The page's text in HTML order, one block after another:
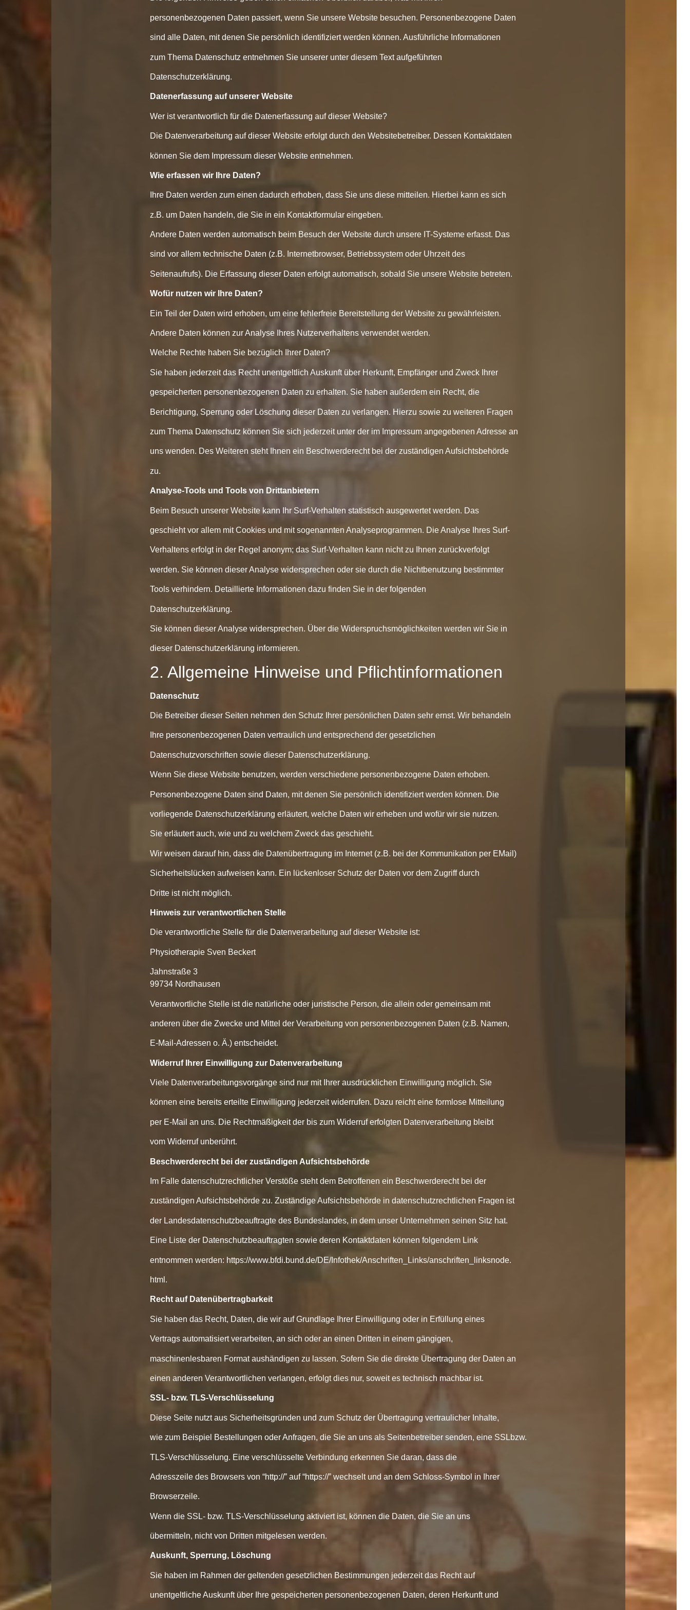
personenbezogenen Daten passiert, wenn Sie unsere Website besuchen. Personenbezogene Daten
sind alle Daten, mit denen Sie persönlich identifiziert werden können. Ausführliche Informationen
zum Thema Datenschutz entnehmen Sie unserer unter diesem Text aufgeführten
Datenschutzerklärung.
Datenerfassung auf unserer Website
Wer ist verantwortlich für die Datenerfassung auf dieser Website?
Die Datenverarbeitung auf dieser Website erfolgt durch den Websitebetreiber. Dessen Kontaktdaten
können Sie dem Impressum dieser Website entnehmen.
Wie erfassen wir Ihre Daten?
Ihre Daten werden zum einen dadurch erhoben, dass Sie uns diese mitteilen. Hierbei kann es sich
z.B. um Daten handeln, die Sie in ein Kontaktformular eingeben.
Andere Daten werden automatisch beim Besuch der Website durch unsere IT-Systeme erfasst. Das
sind vor allem technische Daten (z.B. Internetbrowser, Betriebssystem oder Uhrzeit des
Seitenaufrufs). Die Erfassung dieser Daten erfolgt automatisch, sobald Sie unsere Website betreten.
Wofür nutzen wir Ihre Daten?
Ein Teil der Daten wird erhoben, um eine fehlerfreie Bereitstellung der Website zu gewährleisten.
Andere Daten können zur Analyse Ihres Nutzerverhaltens verwendet werden.
Welche Rechte haben Sie bezüglich Ihrer Daten?
Sie haben jederzeit das Recht unentgeltlich Auskunft über Herkunft, Empfänger und Zweck Ihrer
gespeicherten personenbezogenen Daten zu erhalten. Sie haben außerdem ein Recht, die
Berichtigung, Sperrung oder Löschung dieser Daten zu verlangen. Hierzu sowie zu weiteren Fragen
zum Thema Datenschutz können Sie sich jederzeit unter der im Impressum angegebenen Adresse an
uns wenden. Des Weiteren steht Ihnen ein Beschwerderecht bei der zuständigen Aufsichtsbehörde
zu.
Analyse-Tools und Tools von Drittanbietern
Beim Besuch unserer Website kann Ihr Surf-Verhalten statistisch ausgewertet werden. Das
geschieht vor allem mit Cookies und mit sogenannten Analyseprogrammen. Die Analyse Ihres Surf-
Verhaltens erfolgt in der Regel anonym; das Surf-Verhalten kann nicht zu Ihnen zurückverfolgt
werden. Sie können dieser Analyse widersprechen oder sie durch die Nichtbenutzung bestimmter
Tools verhindern. Detaillierte Informationen dazu finden Sie in der folgenden
Datenschutzerklärung.
Sie können dieser Analyse widersprechen. Über die Widerspruchsmöglichkeiten werden wir Sie in
dieser Datenschutzerklärung informieren.
2. Allgemeine Hinweise und Pflichtinformationen
Datenschutz
Die Betreiber dieser Seiten nehmen den Schutz Ihrer persönlichen Daten sehr ernst. Wir behandeln
Ihre personenbezogenen Daten vertraulich und entsprechend der gesetzlichen
Datenschutzvorschriften sowie dieser Datenschutzerklärung.
Wenn Sie diese Website benutzen, werden verschiedene personenbezogene Daten erhoben.
Personenbezogene Daten sind Daten, mit denen Sie persönlich identifiziert werden können. Die
vorliegende Datenschutzerklärung erläutert, welche Daten wir erheben und wofür wir sie nutzen.
Sie erläutert auch, wie und zu welchem Zweck das geschieht.
Wir weisen darauf hin, dass die Datenübertragung im Internet (z.B. bei der Kommunikation per EMail)
Sicherheitslücken aufweisen kann. Ein lückenloser Schutz der Daten vor dem Zugriff durch
Dritte ist nicht möglich.
Hinweis zur verantwortlichen Stelle
Die verantwortliche Stelle für die Datenverarbeitung auf dieser Website ist:
Physiotherapie Sven Beckert
Jahnstraße 3
99734 Nordhausen
Verantwortliche Stelle ist die natürliche oder juristische Person, die allein oder gemeinsam mit
anderen über die Zwecke und Mittel der Verarbeitung von personenbezogenen Daten (z.B. Namen,
E-Mail-Adressen o. Ä.) entscheidet.
Widerruf Ihrer Einwilligung zur Datenverarbeitung
Viele Datenverarbeitungsvorgänge sind nur mit Ihrer ausdrücklichen Einwilligung möglich. Sie
können eine bereits erteilte Einwilligung jederzeit widerrufen. Dazu reicht eine formlose Mitteilung
per E-Mail an uns. Die Rechtmäßigkeit der bis zum Widerruf erfolgten Datenverarbeitung bleibt
vom Widerruf unberührt.
Beschwerderecht bei der zuständigen Aufsichtsbehörde
Im Falle datenschutzrechtlicher Verstöße steht dem Betroffenen ein Beschwerderecht bei der
zuständigen Aufsichtsbehörde zu. Zuständige Aufsichtsbehörde in datenschutzrechtlichen Fragen ist
der Landesdatenschutzbeauftragte des Bundeslandes, in dem unser Unternehmen seinen Sitz hat.
Eine Liste der Datenschutzbeauftragten sowie deren Kontaktdaten können folgendem Link
entnommen werden: https://www.bfdi.bund.de/DE/Infothek/Anschriften_Links/anschriften_linksnode.
html.
Recht auf Datenübertragbarkeit
Sie haben das Recht, Daten, die wir auf Grundlage Ihrer Einwilligung oder in Erfüllung eines
Vertrags automatisiert verarbeiten, an sich oder an einen Dritten in einem gängigen,
maschinenlesbaren Format aushändigen zu lassen. Sofern Sie die direkte Übertragung der Daten an
einen anderen Verantwortlichen verlangen, erfolgt dies nur, soweit es technisch machbar ist.
SSL- bzw. TLS-Verschlüsselung
Diese Seite nutzt aus Sicherheitsgründen und zum Schutz der Übertragung vertraulicher Inhalte,
wie zum Beispiel Bestellungen oder Anfragen, die Sie an uns als Seitenbetreiber senden, eine SSLbzw.
TLS-Verschlüsselung. Eine verschlüsselte Verbindung erkennen Sie daran, dass die
Adresszeile des Browsers von “http://” auf “https://” wechselt und an dem Schloss-Symbol in Ihrer
Browserzeile.
Wenn die SSL- bzw. TLS-Verschlüsselung aktiviert ist, können die Daten, die Sie an uns
übermitteln, nicht von Dritten mitgelesen werden.
Auskunft, Sperrung, Löschung
Sie haben im Rahmen der geltenden gesetzlichen Bestimmungen jederzeit das Recht auf
unentgeltliche Auskunft über Ihre gespeicherten personenbezogenen Daten, deren Herkunft und